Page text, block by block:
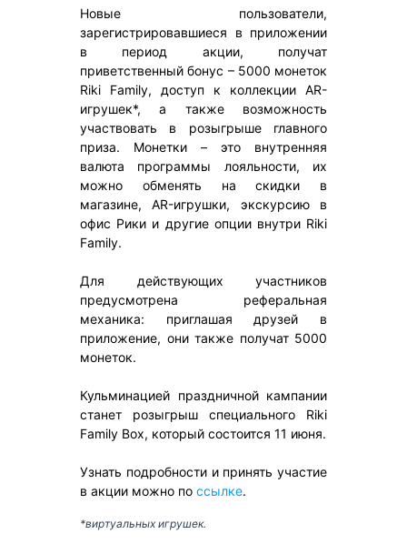
Новые пользователи,
зарегистрировавшиеся в приложении
в период акции, получат
приветственный бонус – 5000 монеток
Riki Family, доступ к коллекции AR-
игрушек*, а также возможность
участвовать в розыгрыше главного
приза. Монетки – это внутренняя
валюта программы лояльности, их
можно обменять на скидки в
магазине, AR-игрушки, экскурсию в
офис Рики и другие опции внутри Riki
Family.
Для действующих участников
предусмотрена реферальная
механика: приглашая друзей в
приложение, они также получат 5000
монеток.
Кульминацией праздничной кампании
станет розыгрыш специального Riki
Family Box, который состоится 11 июня.
Узнать подробности и принять участие
в акции можно по ссылке.
*виртуальных игрушек.